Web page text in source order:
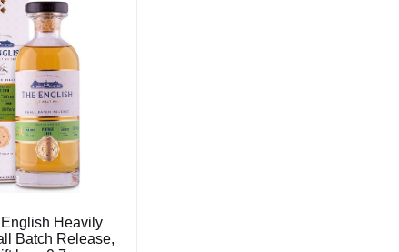
Heavily
Batch Release,